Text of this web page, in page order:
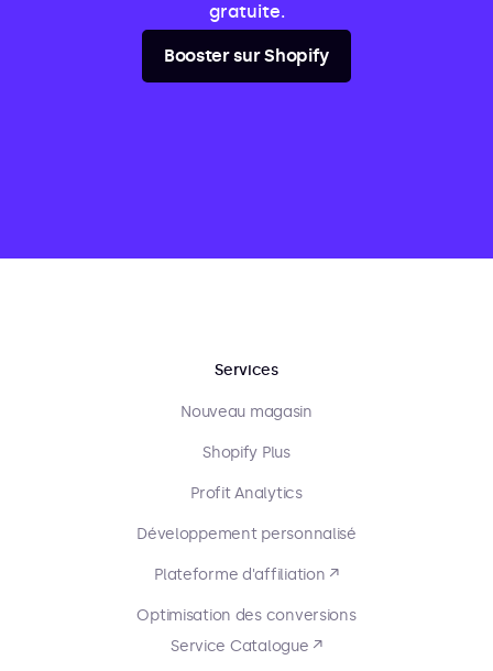
gratuite.
Booster sur Shopify
Services
Nouveau magasin
Shopify Plus
Profit Analytics
Développement personnalisé
Plateforme d'affiliation ↗
Optimisation des conversions
Service Catalogue ↗